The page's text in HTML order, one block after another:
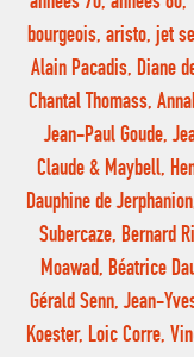
bourgeois, aristo, jet
Alain Pacadis, Diane
Chantal Thomass,
Jean-Paul Goude,
Claude & Maybell,
Dauphine de
Subercaze, Bernard
Moawad, Béatrice
Gérald Senn, Jean-
Koester, Loic Corre,